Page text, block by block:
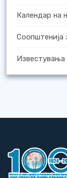
Календар на
Соопштенија
Известувања